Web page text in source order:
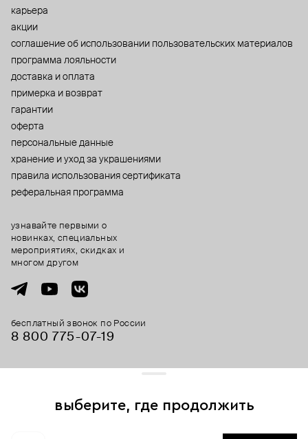
карьера
акции
cоглашение об использовании пользовательских материалов
программа лояльности
доставка и оплата
примерка и возврат
гарантии
оферта
персональные данные
хранение и уход за украшениями
правила использования сертификата
реферальная программа
бесплатный звонок по России
8 800 775⁠-07⁠-19
узнавайте первыми о
новинках, специальных
мероприятиях, скидках и
многом другом
выберите, где продолжить